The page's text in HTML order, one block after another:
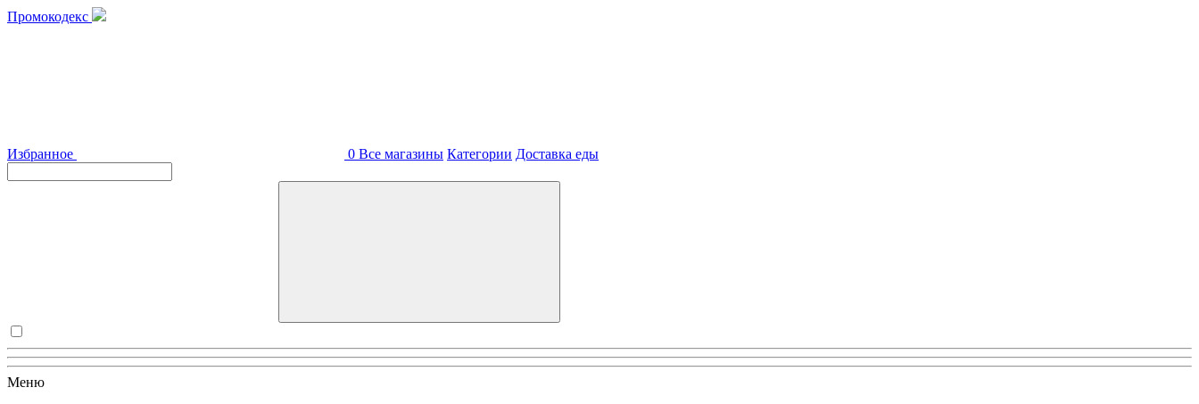
Промокодекс
Избранное 0 Все магазины Категории Доставка еды
Меню